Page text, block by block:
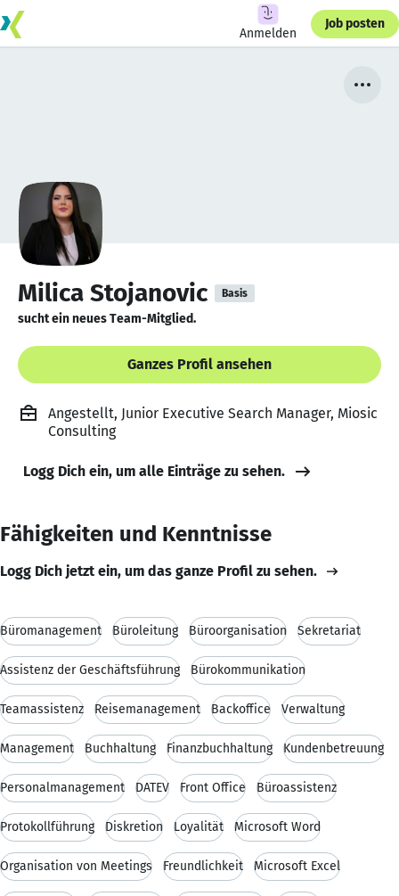
Anmelden
Job posten
Milica Stojanovic Basis
sucht ein neues Team-Mitglied.
Ganzes Profil ansehen
Angestellt, Junior Executive Search Manager, Miosic
Consulting
Logg Dich ein, um alle Einträge zu sehen.
Fähigkeiten und Kenntnisse
Logg Dich jetzt ein, um das ganze Profil zu sehen.
Büromanagement Büroleitung Büroorganisation Sekretariat
Assistenz der Geschäftsführung Bürokommunikation
Teamassistenz Reisemanagement Backoffice Verwaltung
Management Buchhaltung Finanzbuchhaltung Kundenbetreuung
Personalmanagement DATEV Front Office Büroassistenz
Protokollführung Diskretion Loyalität Microsoft Word
Organisation von Meetings Freundlichkeit Microsoft Excel